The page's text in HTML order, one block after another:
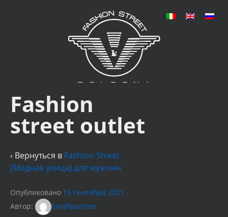
Fashion
street outlet
‹ Вернуться в Fashion Street
(Модная улица) для мужчин
Опубликовано 15 сентября 2021
Автор:
lunaflpartner